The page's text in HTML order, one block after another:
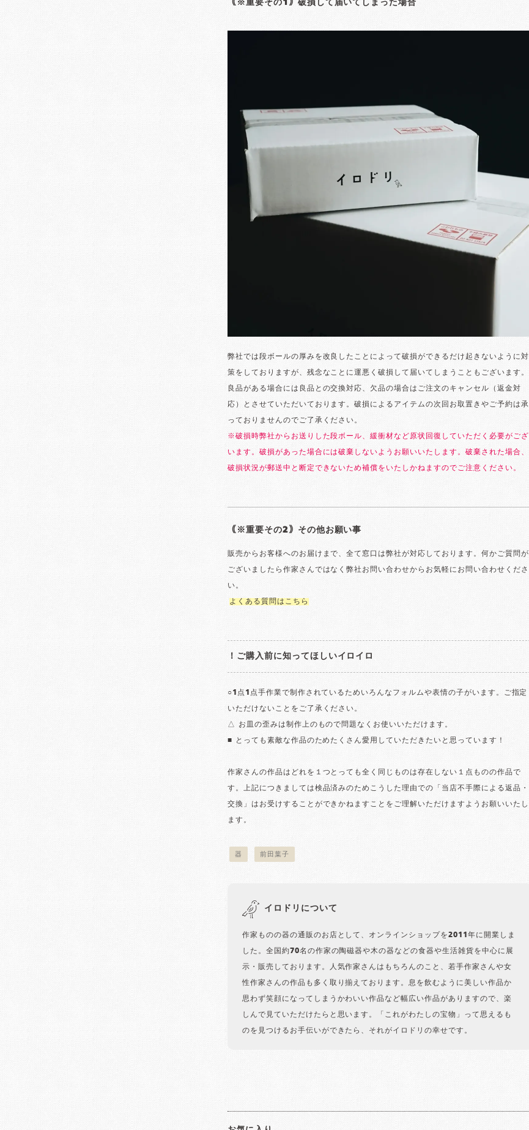
｟※重要その1｠破損して届いてしまった場合
弊社では段ボールの厚みを改良したことによって破損ができるだけ起きないように対
策をしておりますが、残念なことに運悪く破損して届いてしまうこともございます。
良品がある場合には良品との交換対応、欠品の場合はご注文のキャンセル（返金対
応）とさせていただいております。破損によるアイテムの次回お取置きやご予約は承
っておりませんのでご了承ください。
※破損時弊社からお送りした段ボール、緩衝材など原状回復していただく必要がござ
います。破損があった場合には破棄しないようお願いいたします。破棄された場合、
破損状況が郵送中と断定できないため補償をいたしかねますのでご注意ください。
｟※重要その2｠その他お願い事
販売からお客様へのお届けまで、全て窓口は弊社が対応しております。何かご質問が
ございましたら作家さんではなく弊社お問い合わせからお気軽にお問い合わせくださ
い。
よくある質問はこちら
！ご購入前に知ってほしいイロイロ
○1点1点手作業で制作されているためいろんなフォルムや表情の子がいます。ご指定
いただけないことをご了承ください。
△ お皿の歪みは制作上のもので問題なくお使いいただけます。
■ とっても素敵な作品のためたくさん愛用していただきたいと思っています！
作家さんの作品はどれを１つとっても全く同じものは存在しない１点ものの作品で
す。上記につきましては検品済みのためこうした理由での「当店不手際による返品・
交換」はお受けすることができかねますことをご理解いただけますようお願いいたし
ます。
器 前田葉子
イロドリについて
作家ものの器の通販のお店として、オンラインショップを2011年に開業しま
した。全国約70名の作家の陶磁器や木の器などの食器や生活雑貨を中心に展
示・販売しております。人気作家さんはもちろんのこと、若手作家さんや女
性作家さんの作品も多く取り揃えております。息を飲むように美しい作品か
思わず笑顔になってしまうかわいい作品など幅広い作品がありますので、楽
しんで見ていただけたらと思います。「これがわたしの宝物」って思えるも
のを見つけるお手伝いができたら、それがイロドリの幸せです。